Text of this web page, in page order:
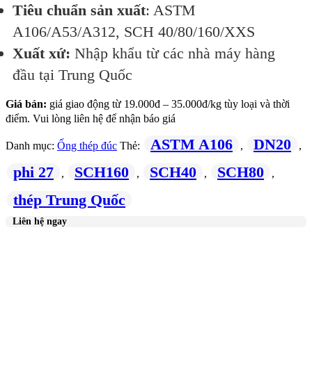
Tiêu chuẩn sản xuất: ASTM
A106/A53/A312, SCH 40/80/160/XXS
Xuất xứ: Nhập khẩu từ các nhà máy hàng
đầu tại Trung Quốc
Giá bán: giá giao động từ 19.000đ – 35.000đ/kg tùy loại và thời
điểm. Vui lòng liên hệ để nhận báo giá
Danh mục: Ống thép đúc Thẻ: ASTM A106 , DN20 ,
phi 27 , SCH160 , SCH40 , SCH80 ,
thép Trung Quốc
Liên hệ ngay